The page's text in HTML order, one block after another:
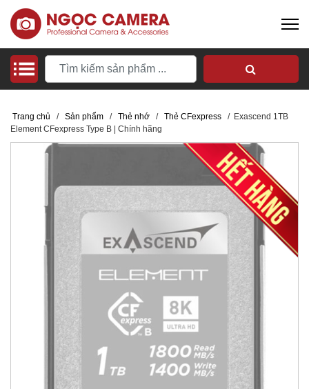
Trang chủ / Sản phẩm / Thẻ nhớ / Thẻ CFexpress / Exascend 1TB
Element CFexpress Type B | Chính hãng